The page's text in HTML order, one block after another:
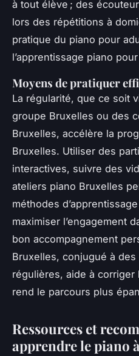
à tout élève ; des
lors des répétitions à
pratique du piano pour
l’apprentissage piano
Moyens de pratiquer
La régularité, que ce soit
groupe Bruxelles ou des
Bruxelles, accélère la
Bruxelles. Utiliser des
interactives, suivre des
ateliers piano Bruxelles
méthodes
maximiser l’engagement
bon accompagnement
Bruxelles, conjugué à
régulières, aide à
rend le parcours plus
Ressources et
apprendre le piano